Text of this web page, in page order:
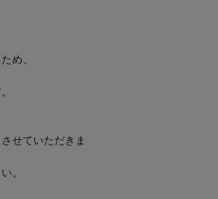
め、
せていただきま
。